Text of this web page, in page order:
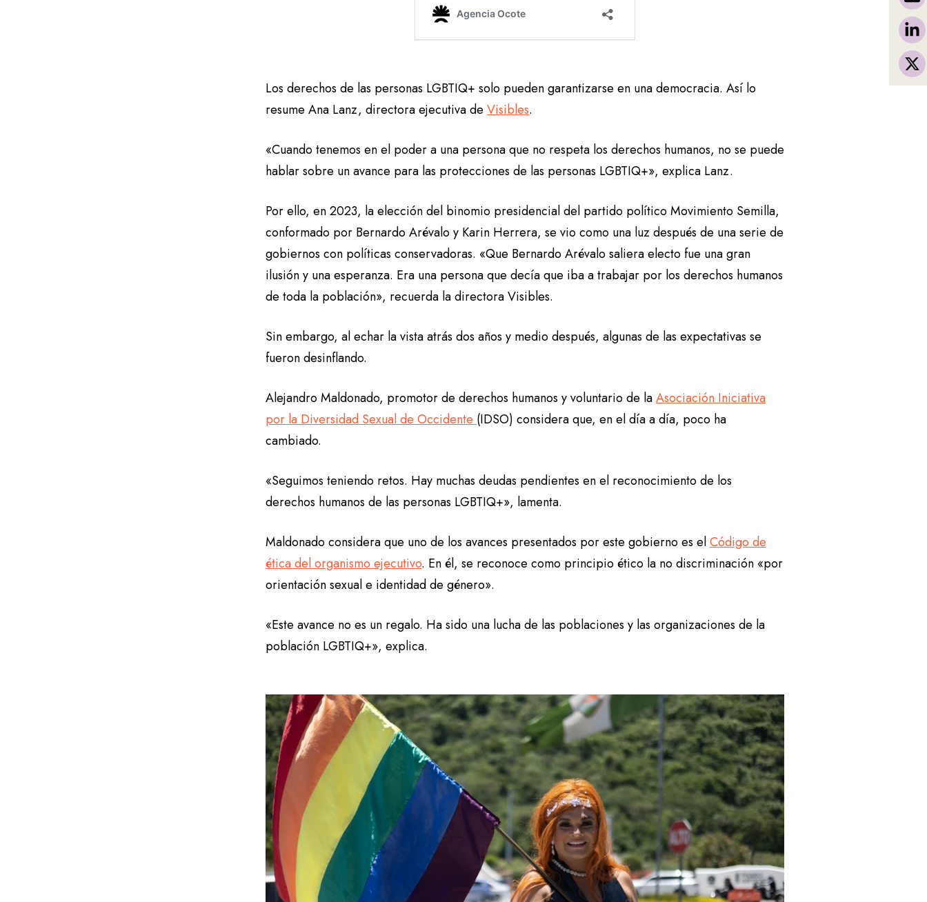
Los derechos de las personas LGBTIQ+ solo pueden garantizarse en una democracia. Así lo
resume Ana Lanz, directora ejecutiva deVisibles.
«Cuando tenemos en el poder a una persona que no respeta los derechos humanos, no se puede
hablar sobre un avance para las protecciones de las personas LGBTIQ+», explica Lanz.
Por ello, en 2023, la elección del binomio presidencial del partido político Movimiento Semilla,
conformado por Bernardo Arévalo y Karin Herrera, se vio como una luz después de una serie de
gobiernos con políticas conservadoras. «Que Bernardo Arévalo saliera electo fue una gran
ilusión y una esperanza. Era una persona que decía que iba a trabajar por los derechos humanos
de toda la población», recuerda la directora Visibles.
Sin embargo, al echar la vista atrás dos años y medio después, algunas de las expectativas se
fueron desinflando.
Alejandro Maldonado, promotor de derechos humanos y voluntario de laAsociación Iniciativa
por la Diversidad Sexual de Occidente (IDSO) considera que, en el día a día, poco ha
cambiado.
«Seguimos teniendo retos. Hay muchas deudas pendientes en el reconocimiento de los
derechos humanos de las personas LGBTIQ+», lamenta.
Maldonado considera que uno de los avances presentados por este gobierno es elCódigo de
ética del organismo ejecutivo. En él, se reconoce como principio ético la no discriminación «por
orientación sexual e identidad de género».
«Este avance no es un regalo. Ha sido una lucha de las poblaciones y las organizaciones de la
población LGBTIQ+», explica.